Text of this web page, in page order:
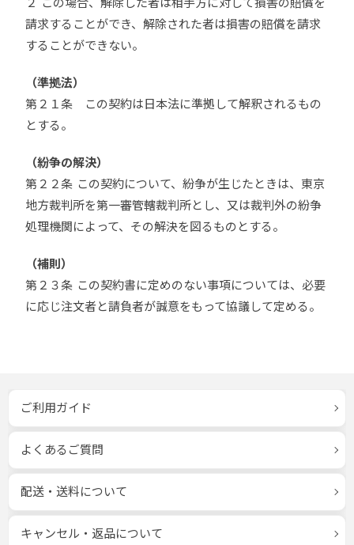
２ この場合、解除した者は相手方に対して損害の賠償を
請求することができ、解除された者は損害の賠償を請求
することができない。
（準拠法）
第２１条 この契約は日本法に準拠して解釈されるもの
とする。
（紛争の解決）
第２２条 この契約について、紛争が生じたときは、東京
地方裁判所を第一審管轄裁判所とし、又は裁判外の紛争
処理機関によって、その解決を図るものとする。
（補則）
第２３条 この契約書に定めのない事項については、必要
に応じ注文者と請負者が誠意をもって協議して定める。
ご利用ガイド
よくあるご質問
配送・送料について
キャンセル・返品について